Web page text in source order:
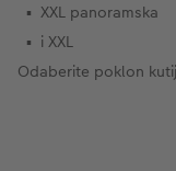
XXL panoramska
i XXL
Odaberite poklon